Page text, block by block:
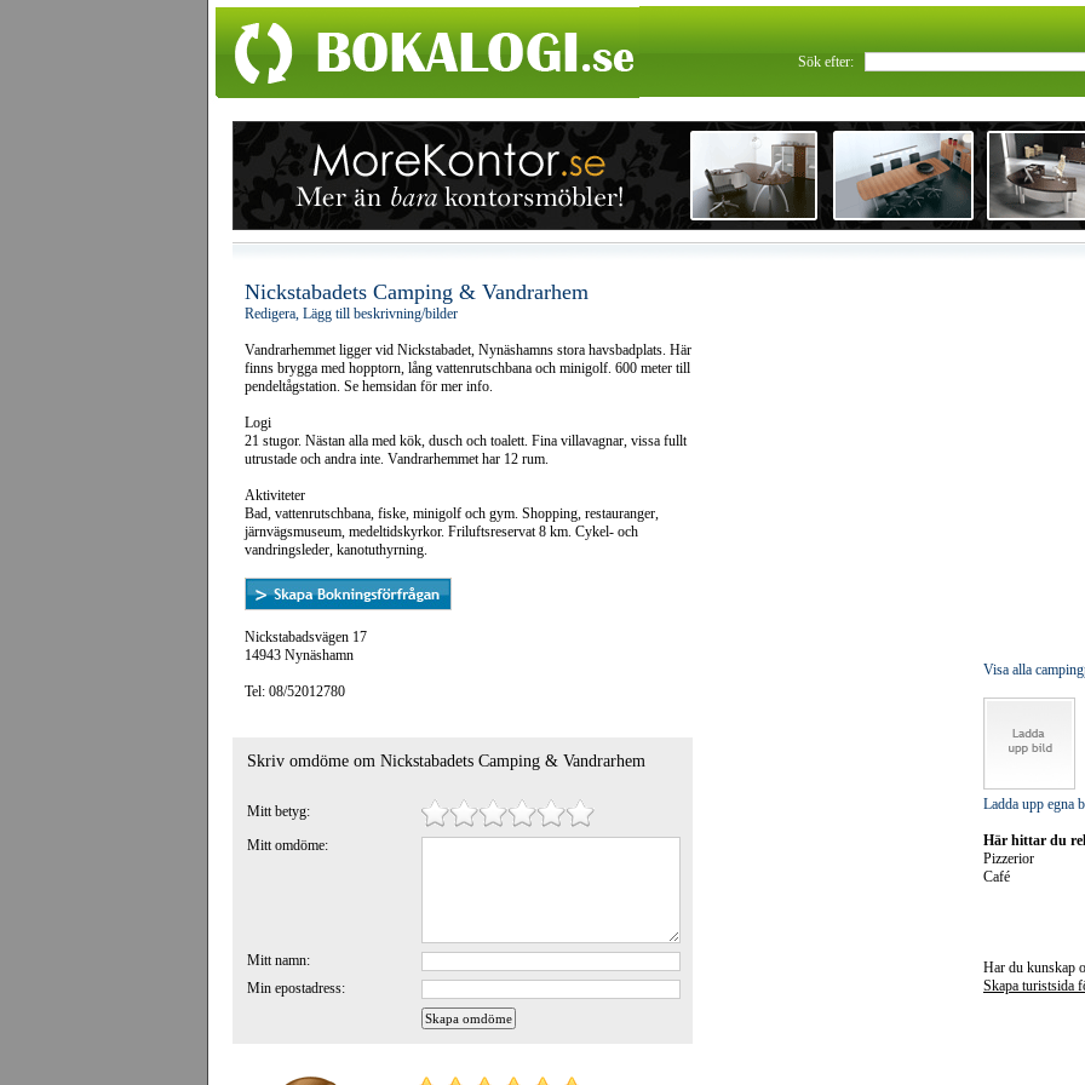
Sök efter:
Nickstabadets Camping & Vandrarhem
Redigera, Lägg till beskrivning/bilder
Vandrarhemmet ligger vid Nickstabadet, Nynäshamns stora havsbadplats. Här
finns brygga med hopptorn, lång vattenrutschbana och minigolf. 600 meter till
pendeltågstation. Se hemsidan för mer info.
Logi
21 stugor. Nästan alla med kök, dusch och toalett. Fina villavagnar, vissa fullt
utrustade och andra inte. Vandrarhemmet har 12 rum.
Aktiviteter
Bad, vattenrutschbana, fiske, minigolf och gym. Shopping, restauranger,
järnvägsmuseum, medeltidskyrkor. Friluftsreservat 8 km. Cykel- och
vandringsleder, kanotuthyrning.
Nickstabadsvägen 17
14943 Nynäshamn
Tel: 08/52012780
Skriv omdöme om Nickstabadets Camping & Vandrarhem
Mitt betyg:
Mitt omdöme:
Mitt namn:
Min epostadress:
Visa alla
Ladda upp egna
Här hittar du
Pizzerior
Café
Har du kunskap
Skapa turistsida